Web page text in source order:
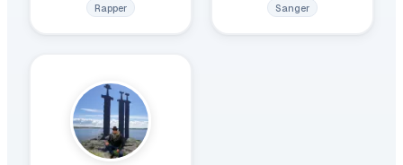
Rapper
Sanger